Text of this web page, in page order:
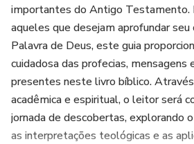
importantes do Antigo Testamento.
aqueles que desejam aprofundar seu
Palavra de Deus, este guia
cuidadosa das profecias, mensagens
presentes neste livro bíblico.
acadêmica e espiritual, o leitor será
jornada de descobertas, explorando
as interpretações teológicas e as